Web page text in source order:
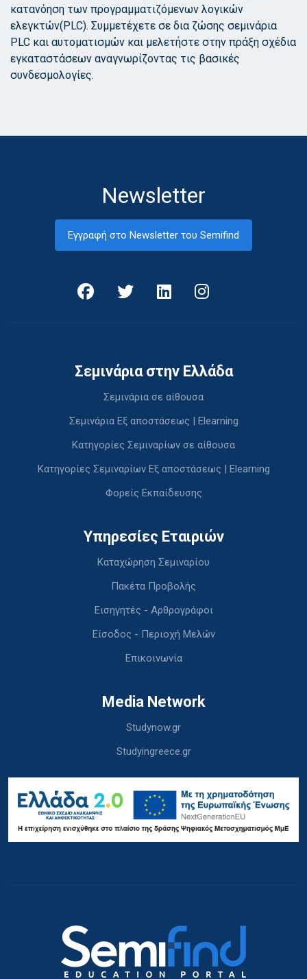
κατανόηση των προγραμματιζόμενων λογικών
ελεγκτών(PLC). Συμμετέχετε σε δια ζώσης σεμινάρια
PLC και αυτοματισμών και μελετήστε στην πράξη σχέδια
εγκαταστάσεων αναγνωρίζοντας τις βασικές
συνδεσμολογίες.
Newsletter
Εγγραφή στο Newsletter του Semifind
Σεμινάρια στην Ελλάδα
Σεμινάρια σε αίθουσα
Σεμινάρια Εξ αποστάσεως | Elearning
Κατηγορίες Σεμιναρίων σε αίθουσα
Κατηγορίες Σεμιναρίων Εξ αποστάσεως | Elearning
Φορείς Εκπαίδευσης
Υπηρεσίες Εταιριών
Καταχώρηση Σεμιναρίου
Πακέτα Προβολής
Εισηγητές - Αρθρογράφοι
Είσοδος - Περιοχή Μελών
Επικοινωνία
Media Network
Studynow.gr
Studyingreece.gr